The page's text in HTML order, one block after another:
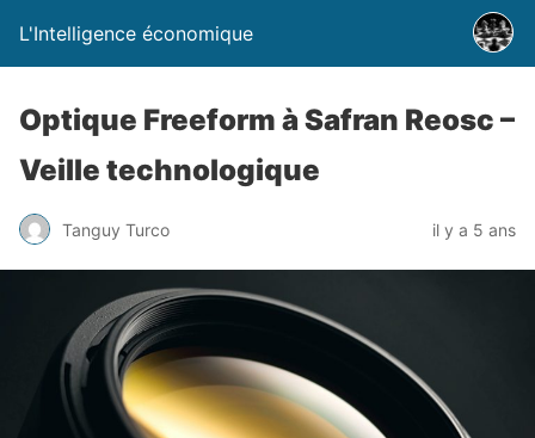
L'Intelligence économique
Optique Freeform à Safran Reosc –
Veille technologique
Tanguy Turco il y a 5 ans